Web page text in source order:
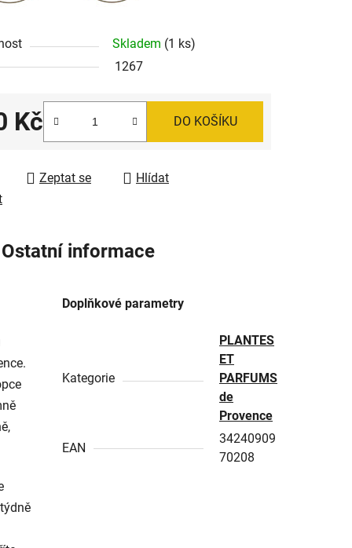
Skladem (1 ks)
1267
Kč DO KOŠÍKU
Zeptat se
Hlídat
Ostatní informace
Doplňkové parametry
Kategorie
PLANTES
ET
PARFUMS
de
Provence
EAN
34240909
70208